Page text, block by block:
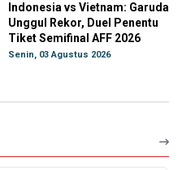
Indonesia vs Vietnam: Garuda
Unggul Rekor, Duel Penentu
Tiket Semifinal AFF 2026
Senin, 03 Agustus 2026